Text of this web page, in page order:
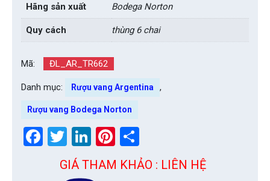
Hãng sản xuất Bodega Norton
Quy cách thùng 6 chai
Mã: ĐL_AR_TR662
Danh mục: Rượu vang Argentina ,
Rượu vang Bodega Norton
Facebook
Twitter
LinkedIn
Pinterest
GIÁ THAM KHẢO : LIÊN HỆ